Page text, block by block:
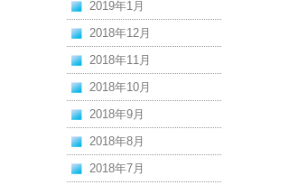
2019年1月
2018年12月
2018年11月
2018年10月
2018年9月
2018年8月
2018年7月